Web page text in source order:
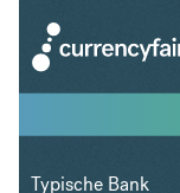
Typische Bank